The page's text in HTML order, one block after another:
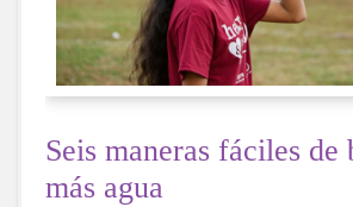
Seis maneras fáciles de
más agua